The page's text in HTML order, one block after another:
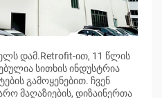
დამ.Retrofit-ით, 11 წლის
სითხის ინდუსტრია
გამოყენებით. ჩვენ
მაღაზიების, დიზაინერთა